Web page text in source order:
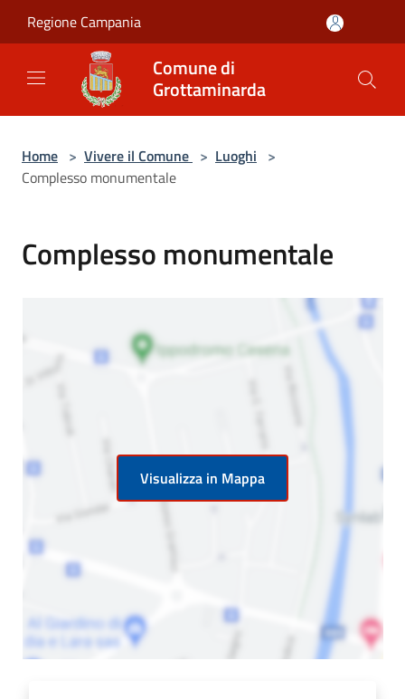
Regione Campania
Comune di
Grottaminarda
Home > Vivere il Comune > Luoghi >
Complesso monumentale
Complesso monumentale
Visualizza in Mappa